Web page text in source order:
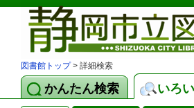
図書館トップ> 詳細検索
かんたん検索 いろ